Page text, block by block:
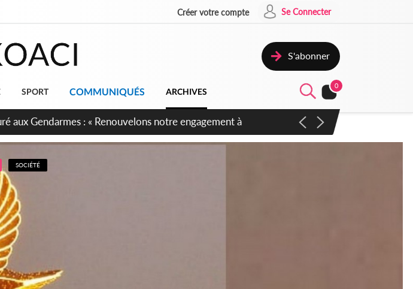
Créer votre compte Se Connecter
S'abonner
SPORT COMMUNIQUÉS ARCHIVES
0
en gestation, points clés des amendements, un exclu
SOCIÉTÉ